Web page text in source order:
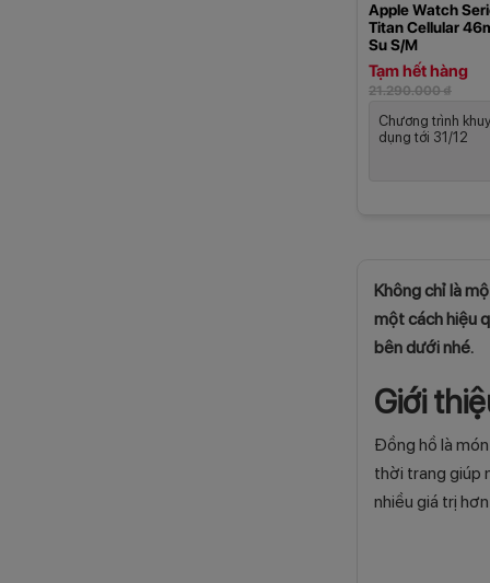
Apple Watch
Titan Cellular
Su S/M
Tạm hết hàng
21.290.000 ₫
Chương trình
dụng tới 31/12
Không chỉ là
một cách hiệu
bên dưới nhé.
Giới
Đồng hồ là
thời trang giúp
nhiều giá trị